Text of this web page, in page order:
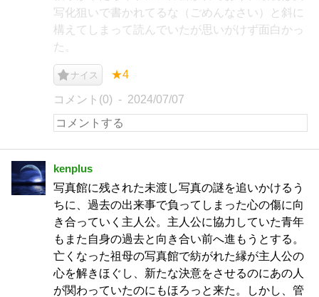
写化狙いで書かれてるな（ごめんなさい）と斜に
構えてしまって読んでいたが思いがけず面白かっ
た。
ナイス ★4
コメント(0) 2024/07/07
kenplus
写真館に残された未渡し写真の謎を追いかけるう
ちに、過去の出来事で負ってしまった心の傷に向
き合っていく主人公。主人公に協力していた青年
もまた自身の過去と向き合い前へ進もうとする。
亡くなった祖母の写真館で紡がれた縁が主人公の
心を解きほぐし、新たな決意をさせるのにあの人
が関わっていたのにもほろっと来た。しかし、管